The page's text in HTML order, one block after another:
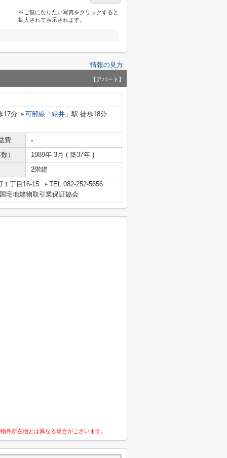
※ご覧になりたい写真をクリックすると
拡大されて表示されます。
情報の見方
【アパート】
17分 可部線 「 緑井 」駅 徒歩18分
費
-
）
1989年 3月 ( 築37年 )
2階建
１丁目16-15
TEL:082-252-5656
宅地建物取引業保証協会
件所在地とは異なる場合がございます。